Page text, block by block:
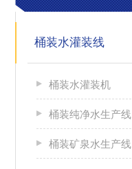
桶装水灌装线
桶装水灌装机
桶装纯净水生产线
桶装矿泉水生产线